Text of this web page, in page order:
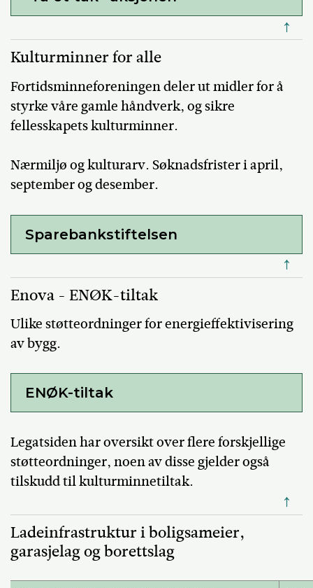
↑
Kulturminner for alle
Fortidsminneforeningen deler ut midler for å
styrke våre gamle håndverk, og sikre
fellesskapets kulturminner.
Nærmiljø og kulturarv. Søknadsfrister i april,
september og desember.
Sparebankstiftelsen
↑
Enova - ENØK-tiltak
Ulike støtteordninger for energieffektivisering
av bygg.
ENØK-tiltak
Legatsiden har oversikt over flere forskjellige
støtteordninger, noen av disse gjelder også
tilskudd til kulturminnetiltak.
↑
Ladeinfrastruktur i boligsameier,
garasjelag og borettslag